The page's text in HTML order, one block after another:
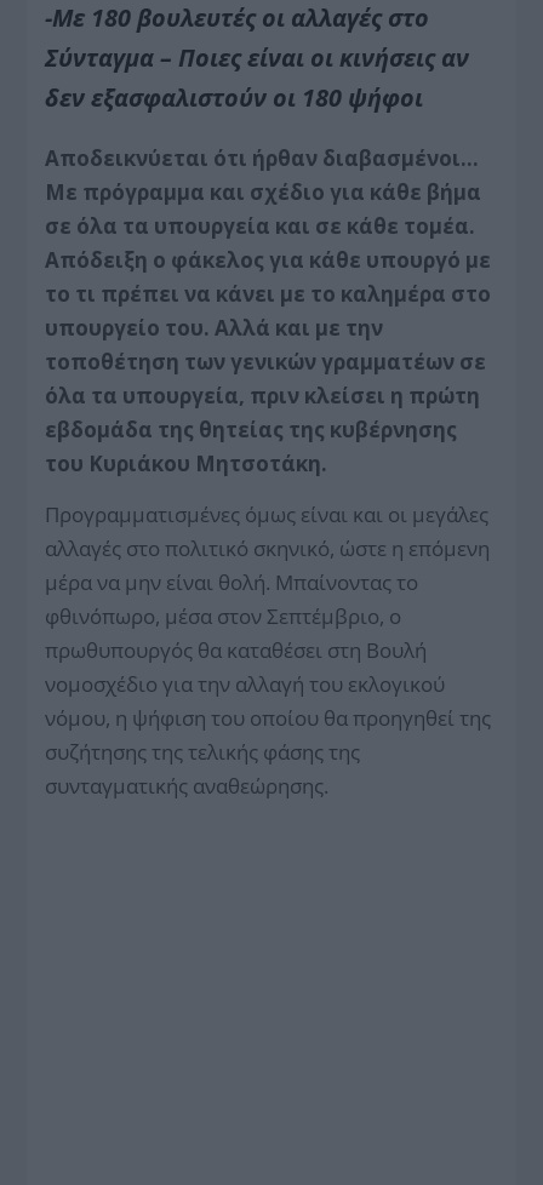
-Με 180 βουλευτές οι αλλαγές στο
Σύνταγμα – Ποιες είναι οι κινήσεις αν
δεν εξασφαλιστούν οι 180 ψήφοι
Αποδεικνύεται ότι ήρθαν διαβασμένοι…
Με πρόγραμμα και σχέδιο για κάθε βήμα
σε όλα τα υπουργεία και σε κάθε τομέα.
Απόδειξη ο φάκελος για κάθε υπουργό με
το τι πρέπει να κάνει με το καλημέρα στο
υπουργείο του. Αλλά και με την
τοποθέτηση των γενικών γραμματέων σε
όλα τα υπουργεία, πριν κλείσει η πρώτη
εβδομάδα της θητείας της κυβέρνησης
του Κυριάκου Μητσοτάκη.
Προγραμματισμένες όμως είναι και οι μεγάλες
αλλαγές στο πολιτικό σκηνικό, ώστε η επόμενη
μέρα να μην είναι θολή. Μπαίνοντας το
φθινόπωρο, μέσα στον Σεπτέμβριο, ο
πρωθυπουργός θα καταθέσει στη Βουλή
νομοσχέδιο για την αλλαγή του εκλογικού
νόμου, η ψήφιση του οποίου θα προηγηθεί της
συζήτησης της τελικής φάσης της
συνταγματικής αναθεώρησης.